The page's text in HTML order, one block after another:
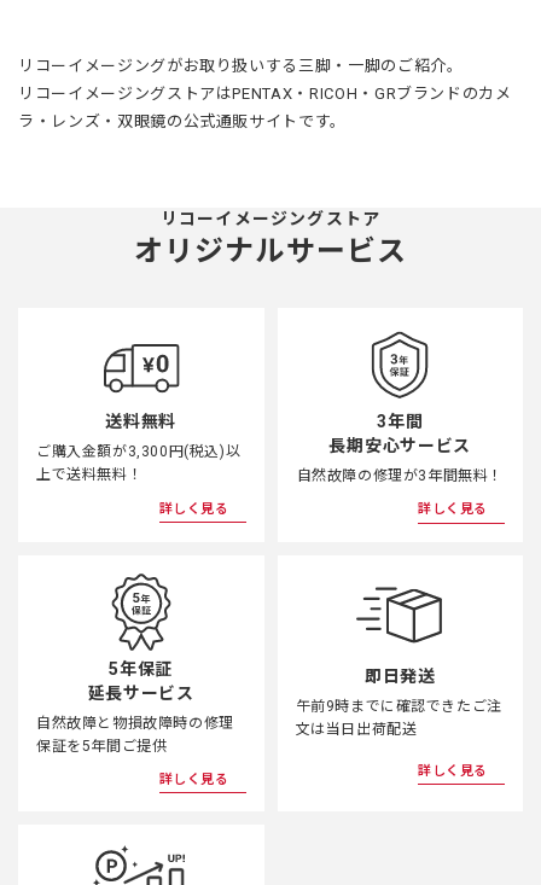
リコーイメージングがお取り扱いする三脚・一脚のご紹介。
リコーイメージングストアはPENTAX・RICOH・GRブランドのカメ
ラ・レンズ・双眼鏡の公式通販サイトです。
リコーイメージングストア
オリジナルサービス
送料無料
ご購入金額が3,300円(税込)以
上で送料無料！
詳しく見る
3年間
長期安心サービス
自然故障の修理が3年間無料！
詳しく見る
5年保証
延長サービス
自然故障と物損故障時の修理
保証を5年間ご提供
詳しく見る
即日発送
午前9時までに確認できたご注
文は当日出荷配送
詳しく見る